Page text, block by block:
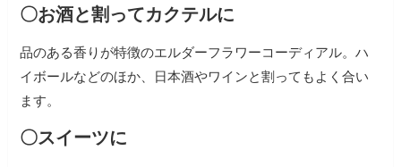
〇お酒と割ってカクテルに
品のある香りが特徴のエルダーフラワーコーディアル。ハ
イボールなどのほか、日本酒やワインと割ってもよく合い
ます。
〇スイーツに